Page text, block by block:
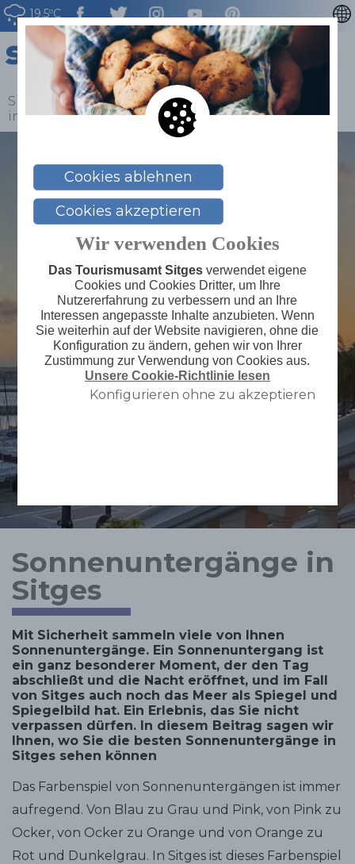
19.5ºC
CATALÀ
ENGLISH
ESPAÑOL
Sitges > Blog > Llistat Blog > Sonnenuntergänge
in Sitges
Sonnenuntergänge in
Sitges
Mit Sicherheit sammeln viele von Ihnen
Sonnenuntergänge. Ein Sonnenuntergang ist
ein ganz besonderer Moment, der den Tag
abschließt und die Nacht eröffnet, und im Fall
von Sitges auch noch das Meer als Spiegel und
Spiegelbild hat. Ein Erlebnis, das Sie nicht
verpassen dürfen. In diesem Beitrag sagen wir
Ihnen, wo Sie die besten Sonnenuntergänge in
Sitges sehen können
Das Farbenspiel von Sonnenuntergängen ist immer
aufregend. Von Blau zu Grau und Pink, von Pink zu
Ocker, von Ocker zu Orange und von Orange zu
Rot und Dunkelgrau. In Sitges ist dieses Farbenspiel
Cookies ablehnen
Cookies akzeptieren
Wir verwenden Cookies
Das Tourismusamt Sitgesverwendet eigene
Cookies und Cookies Dritter, um Ihre
Nutzererfahrung zu verbessern und an Ihre
Interessen angepasste Inhalte anzubieten. Wenn
Sie weiterhin auf der Website navigieren, ohne die
Konfiguration zu ändern, gehen wir von Ihrer
Zustimmung zur Verwendung von Cookies aus.
Unsere Cookie-Richtlinie lesen
Konfigurieren ohne zu akzeptieren